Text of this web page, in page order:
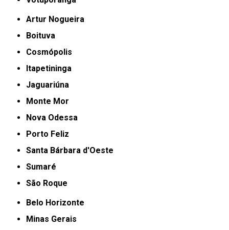
Artur Nogueira
Boituva
Cosmópolis
Itapetininga
Jaguariúna
Monte Mor
Nova Odessa
Porto Feliz
Santa Bárbara d'Oeste
Sumaré
São Roque
Belo Horizonte
Minas Gerais